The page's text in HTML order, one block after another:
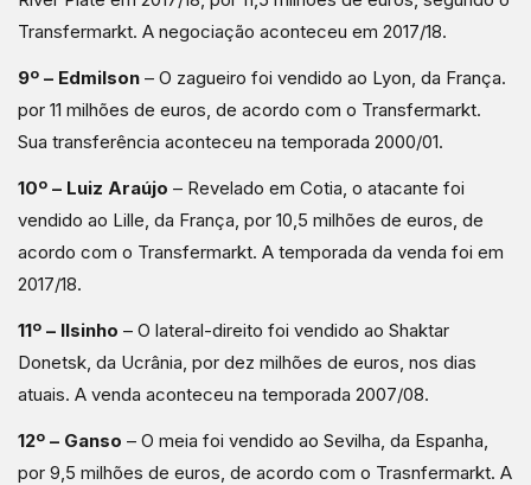
Transfermarkt. A negociação aconteceu em 2017/18.
9º – Edmilson – O zagueiro foi vendido ao Lyon, da França.
por 11 milhões de euros, de acordo com o Transfermarkt.
Sua transferência aconteceu na temporada 2000/01.
10º – Luiz Araújo – Revelado em Cotia, o atacante foi
vendido ao Lille, da França, por 10,5 milhões de euros, de
acordo com o Transfermarkt. A temporada da venda foi em
2017/18.
11º – Ilsinho – O lateral-direito foi vendido ao Shaktar
Donetsk, da Ucrânia, por dez milhões de euros, nos dias
atuais. A venda aconteceu na temporada 2007/08.
12º – Ganso – O meia foi vendido ao Sevilha, da Espanha,
por 9,5 milhões de euros, de acordo com o Trasnfermarkt. A